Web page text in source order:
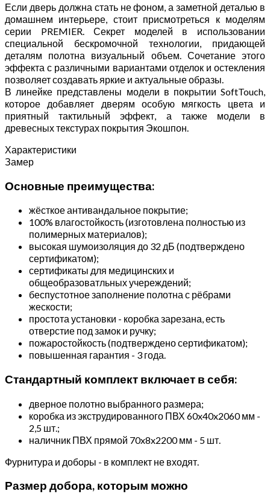
Если дверь должна стать не фоном, а заметной деталью в
домашнем интерьере, стоит присмотреться к моделям
серии PREMIER. Секрет моделей в использовании
специальной бескромочной технологии, придающей
деталям полотна визуальный объем. Сочетание этого
эффекта с различными вариантами отделок и остекления
позволяет создавать яркие и актуальные образы.
В линейке представлены модели в покрытии SoftTouch,
которое добавляет дверям особую мягкость цвета и
приятный тактильный эффект, а также модели в
древесных текстурах покрытия Экошпон.
Характеристики
Замер
Основные преимущества:
жёсткое антивандальное покрытие;
100% влагостойкость (изготовлена полностью из
полимерных материалов);
высокая шумоизоляция до 32 дБ (подтверждено
сертификатом);
сертификаты для медицинских и
общеобразоватльных учереждений;
беспустотное заполнение полотна с рёбрами
жескости;
простота установки - коробка зарезана, есть
отверстие под замок и ручку;
пожаростойкость (подтверждено сертификатом);
повышенная гарантия - 3 года.
Стандартный комплект включает в себя:
дверное полотно выбранного размера;
коробка из экструдированного ПВХ 60x40x2060 мм -
2,5 шт.;
наличник ПВХ прямой 70x8x2200 мм - 5 шт.
Фурнитура и доборы - в комплект не входят.
Размер добора, которым можно